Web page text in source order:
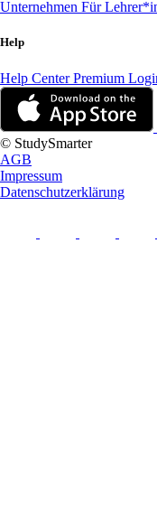
Unternehmen Für
Help
Help CenterPremium
© StudySmarter
AGB
Impressum
Datenschutzerklärung